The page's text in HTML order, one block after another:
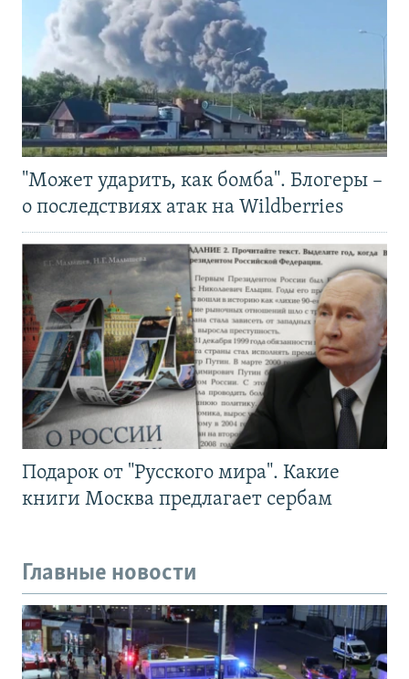
"Может ударить, как бомба". Блогеры –
о последствиях атак на Wildberries
Подарок от "Русского мира". Какие
книги Москва предлагает сербам
Главные новости